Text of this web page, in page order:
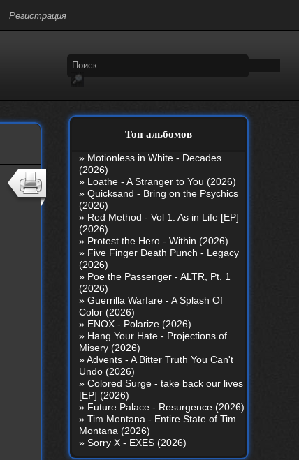
Регистрация
Топ альбомов
» Motionless in White - Decades
(2026)
» Loathe - A Stranger to You (2026)
» Quicksand - Bring on the Psychics
(2026)
» Red Method - Vol 1: As in Life [EP]
(2026)
» Protest the Hero - Within (2026)
» Five Finger Death Punch - Legacy
(2026)
» Poe the Passenger - ALTR, Pt. 1
(2026)
» Guerrilla Warfare - A Splash Of
Color (2026)
» ENOX - Polarize (2026)
» Hang Your Hate - Projections of
Misery (2026)
»Advents - A Bitter Truth You Can't
Undo (2026)
» Colored Surge - take back our lives
[EP] (2026)
» Future Palace - Resurgence (2026)
» Tim Montana - Entire State of Tim
Montana (2026)
» Sorry X - EXES (2026)